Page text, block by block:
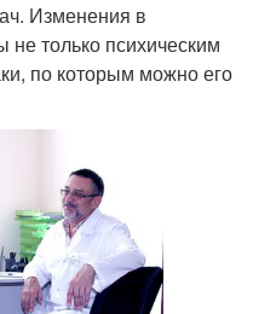
Изменения в
только психическим
по которым можно его